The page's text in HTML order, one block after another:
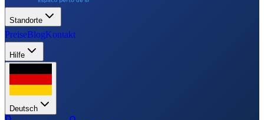
Standorte
PreiseBlogKontakt
Hilfe
Deutsch